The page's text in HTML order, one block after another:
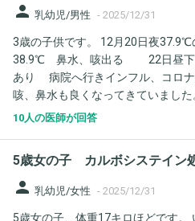
に影響があるというネットの情報
んがよろしくお願いします。
person 乳幼児/男性 - 2025/12/31
3歳の子供です。 12月20日夜
38.9℃ 鼻水、咳出る 22日昼
あり 病院へ行きインフル、コロナ陰性。 24日から27
咳、鼻水も良くなってきていまし
ひどくなり、鼻水もまた出たし、透
の今日も昼間は下がっていました
咳、鼻水は28日の頃より良くな
10人の医師が回答
5歳女の子 カルボシステイン
person 乳幼児/女性 - 2025/12/31
5歳女の子、体重17キロほどです。